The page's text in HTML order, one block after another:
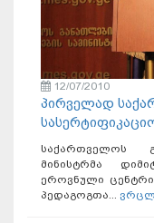
12/07/2010
პირველად
საქართველოს
მინისტრმა
ეროვნული
პედაგოგთა...